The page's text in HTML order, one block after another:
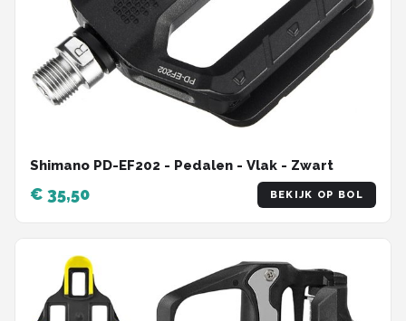
Shimano PD-EF202 - Pedalen - Vlak - Zwart
€ 35,50 BEKIJK OP BOL